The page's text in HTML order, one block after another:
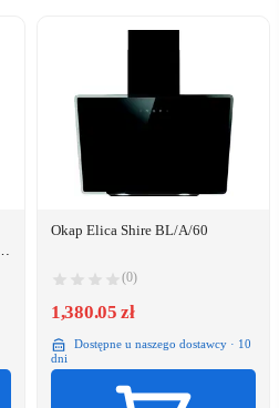
Okap Elica Shire BL/A/60
(0)
1,380.05 zł
Dostępne u naszego dostawcy · 10
dni